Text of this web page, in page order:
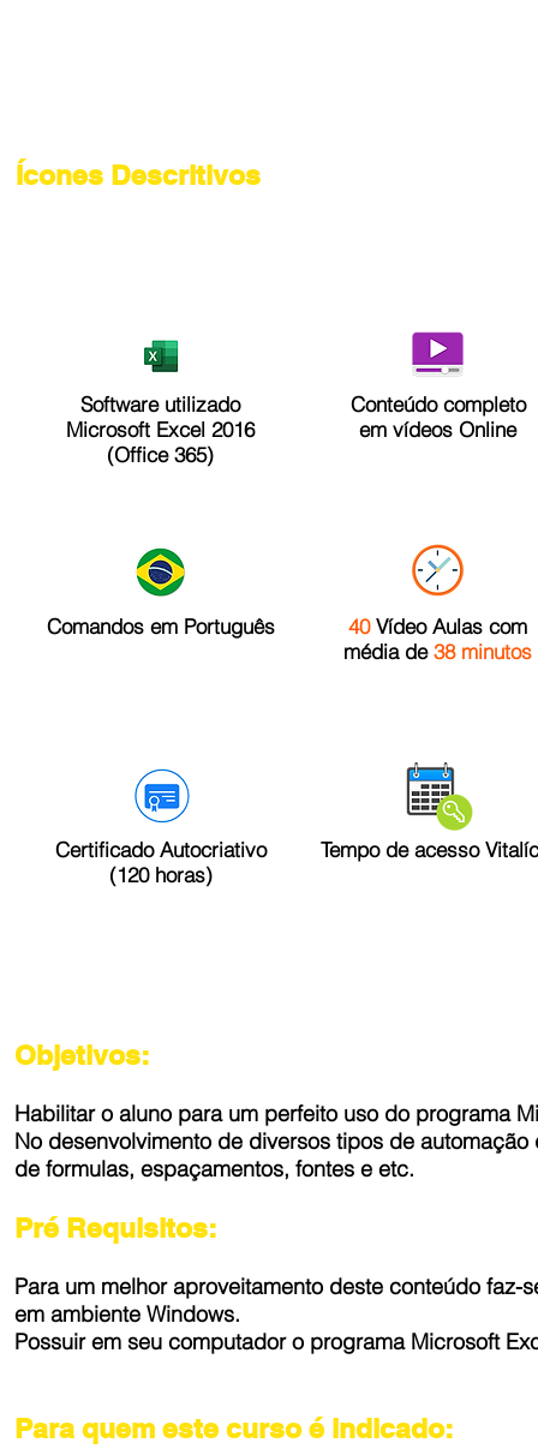
Ícones Descritivos
Software utilizado
Microsoft Excel 2016
(Office 365)
Comandos em Português
Conteúdo completo
em vídeos Online
40 Vídeo Aulas com
média de 38 minutos
Certificado Autocriativo
(120 horas)
Tempo de acesso
Objetivos:
Habilitar o aluno para um perfeito uso do programa
No desenvolvimento de diversos tipos de
de formulas, espaçamentos, fontes e etc.
Pré Requisitos:
Para um melhor aproveitamento deste conteúdo
em ambiente Windows.
Possuir em seu computador o programa Microsoft
Para quem este curso é indicado: